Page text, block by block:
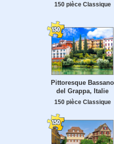
150 pièce Classique
Pittoresque Bassano
del Grappa, Italie
150 pièce Classique